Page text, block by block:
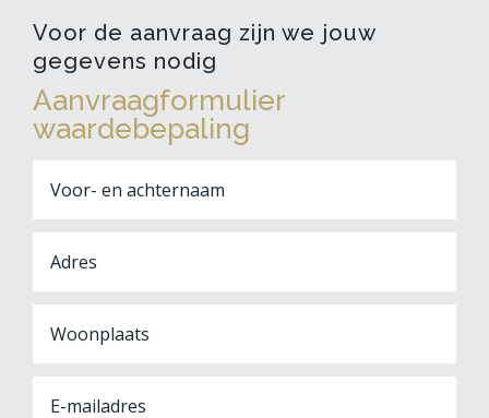
Voor de aanvraag zijn we jouw
gegevens nodig
Aanvraagformulier
waardebepaling